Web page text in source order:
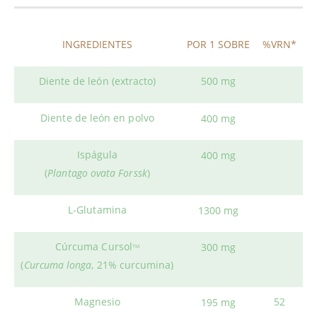
INGREDIENTES POR 1 SOBRE %VRN*
Diente de león (extracto) 500 mg
Diente de león en polvo 400 mg
Ispágula
(Plantago ovata Forssk)
400 mg
L-Glutamina 1300 mg
Cúrcuma CursolTM
(Curcuma longa, 21% curcumina)
300 mg
Magnesio 195 mg 52